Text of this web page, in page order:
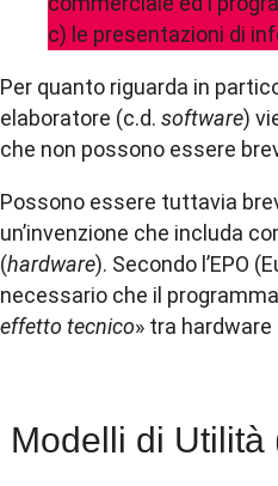
c) le presentazioni di
Per quanto riguarda in
elaboratore (c.d. software)
che non possono essere
Possono essere tuttavia
un’invenzione che includa
(hardware). Secondo l’EPO
necessario che il
effetto tecnico» tra
Modelli di Utilità